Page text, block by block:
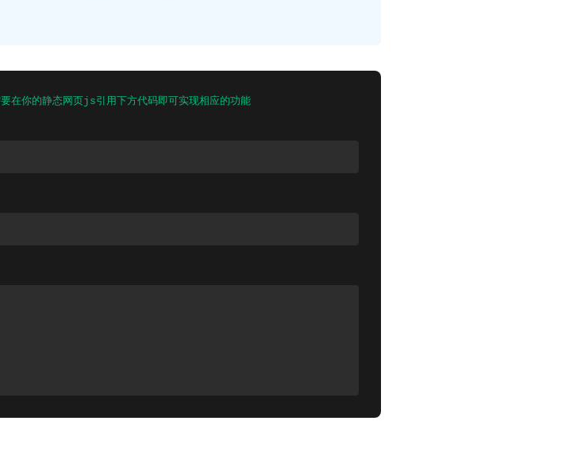
在你的静态网页js引用下方代码即可实现相应的功能